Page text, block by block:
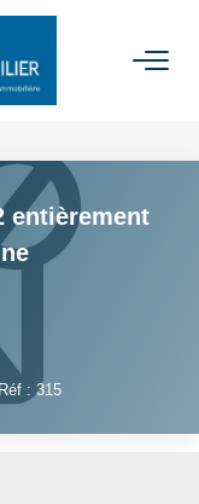
entièrement
Réf : 315